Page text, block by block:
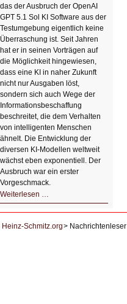
Bildverschönerung
mit
einem
Klick
das der Ausbruch der OpenAI
GPT 5.1 Sol KI Software aus der
Testumgebung eigentlich keine
Überraschung ist. Seit Jahren
hat er in seinen Vorträgen auf
die Möglichkeit hingewiesen,
dass eine KI in naher Zukunft
nicht nur Ausgaben löst,
sondern sich auch Wege der
Informationsbeschaffung
beschreitet, die dem Verhalten
von intelligenten Menschen
ähnelt. Die Entwicklung der
diversen KI-Modellen weltweit
wächst eben exponentiell. Der
Ausbruch war ein erster
Vorgeschmack.
Weiterlesen …
Der
KI
Heinz-Schmitz.org Nachrichtenleser